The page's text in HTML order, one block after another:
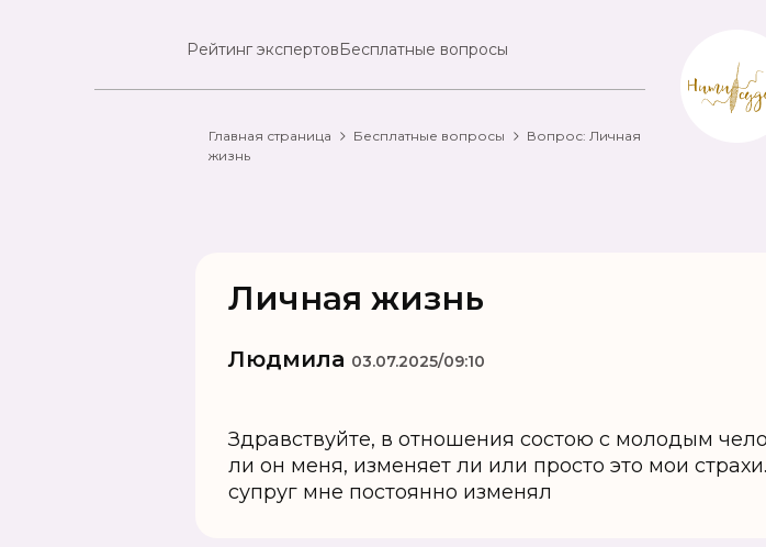
Рейтинг экспертовБесплатные вопросы
Главная страница Бесплатные вопросы
Вопрос: Личная
жизнь
Личная жизнь
Людмила 03.07.2025/09:10
Здравствуйте, в отношения состою с молодым
ли он меня, изменяет ли или просто это мои
супруг мне постоянно изменял